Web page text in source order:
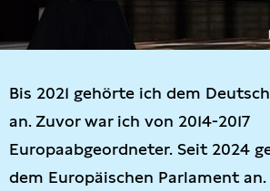
Bis 2021 gehörte ich dem
an. Zuvor war ich von 2014-2017
Europaabgeordneter. Seit 2024
dem Europäischen Parlament an.